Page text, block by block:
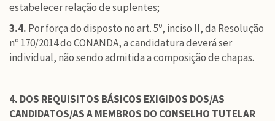
estabelecer relação de suplentes;
3.4. Por força do disposto no art. 5º, inciso II, da Resolução
nº 170/2014 do CONANDA, a candidatura deverá ser
individual, não sendo admitida a composição de chapas.
4. DOS REQUISITOS BÁSICOS EXIGIDOS DOS/AS
CANDIDATOS/AS A MEMBROS DO CONSELHO TUTELAR